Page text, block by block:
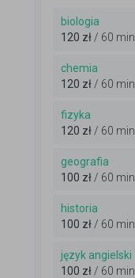
biologia
120 zł / 60 min
chemia
120 zł / 60 min
fizyka
120 zł / 60 min
geografia
100 zł / 60 min
historia
100 zł / 60 min
język angielski
100 zł / 60 min